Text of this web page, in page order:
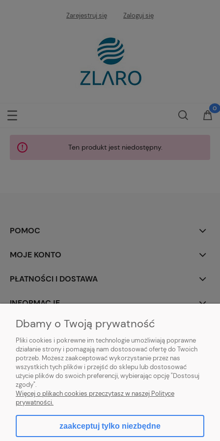
Zarejestruj się Zaloguj się
Ten produkt jest niedostępny.
POMOC
MOJE KONTO
PŁATNOŚCI I DOSTAWA
INFORMACJE
O NAS
ZLARO| ul. Fiołkowa 9, 31-457 Kraków, woj. małopolskie | E-mail:
zlaro.krakow@gmail.com
120911970
Dbamy o Twoją prywatność
Pliki cookies i pokrewne im technologie umożliwiają poprawne
działanie strony i pomagają nam dostosować ofertę do Twoich
potrzeb. Możesz zaakceptować wykorzystanie przez nas
wszystkich tych plików i przejść do sklepu lub dostosować
użycie plików do swoich preferencji, wybierając opcję "Dostosuj
zgody".
Więcej o plikach cookies przeczytasz w naszej Polityce
prywatności.
zaakceptuj tylko niezbędne